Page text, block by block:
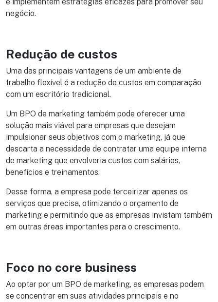
negócio.
Redução de custos
Uma das principais vantagens de um ambiente de
trabalho flexível é a redução de custos em comparação
com um escritório tradicional.
Um BPO de marketing também pode oferecer uma
solução mais viável para empresas que desejam
impulsionar seus objetivos com o marketing, já que
descarta a necessidade de contratar uma equipe interna
de marketing que envolveria custos com salários,
benefícios e treinamentos.
Dessa forma, a empresa pode terceirizar apenas os
serviços que precisa, otimizando o orçamento de
marketing e permitindo que as empresas invistam também
em outras áreas importantes para o crescimento.
Foco no core business
Ao optar por um BPO de marketing, as empresas podem
se concentrar em suas atividades principais e no